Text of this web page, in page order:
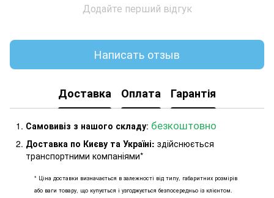
Додайте перший відгук
Написать отзыв
Доставка Оплата Гарантія
Самовивіз з нашого складу: безкоштовно
Доставка по Києву та Україні: здійснюється
транспортними компаніями*
* Ціна доставки визначається в залежності від типу, габаритних розмірів
або ваги товару, що купується і узгоджується безпосередньо із клієнтом.